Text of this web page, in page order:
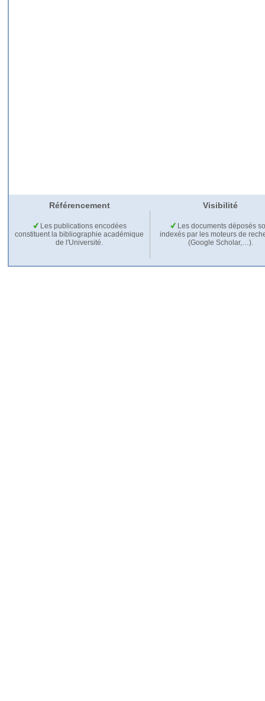
Référencement Visibilité
Les publications encodées
constituent la bibliographie académique
de l'Université.
Les documents déposés
indexés par les moteurs de
(Google Scholar,…).